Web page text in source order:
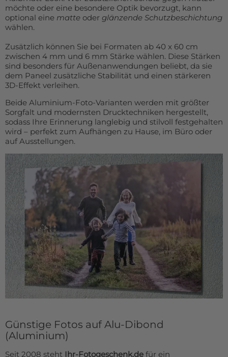
möchte oder eine besondere Optik bevorzugt, kann
optional eine matte oder glänzende Schutzbeschichtung
wählen.
Zusätzlich können Sie bei Formaten ab 40 x 60 cm
zwischen 4 mm und 6 mm Stärke wählen. Diese Stärken
sind besonders für Außenanwendungen beliebt, da sie
dem Paneel zusätzliche Stabilität und einen stärkeren
3D-Effekt verleihen.
Beide Aluminium-Foto-Varianten werden mit größter
Sorgfalt und modernsten Drucktechniken hergestellt,
sodass Ihre Erinnerung langlebig und stilvoll festgehalten
wird – perfekt zum Aufhängen zu Hause, im Büro oder
auf Ausstellungen.
Günstige Fotos auf Alu-Dibond
(Aluminium)
Seit 2008 steht Ihr-Fotogeschenk.de für ein